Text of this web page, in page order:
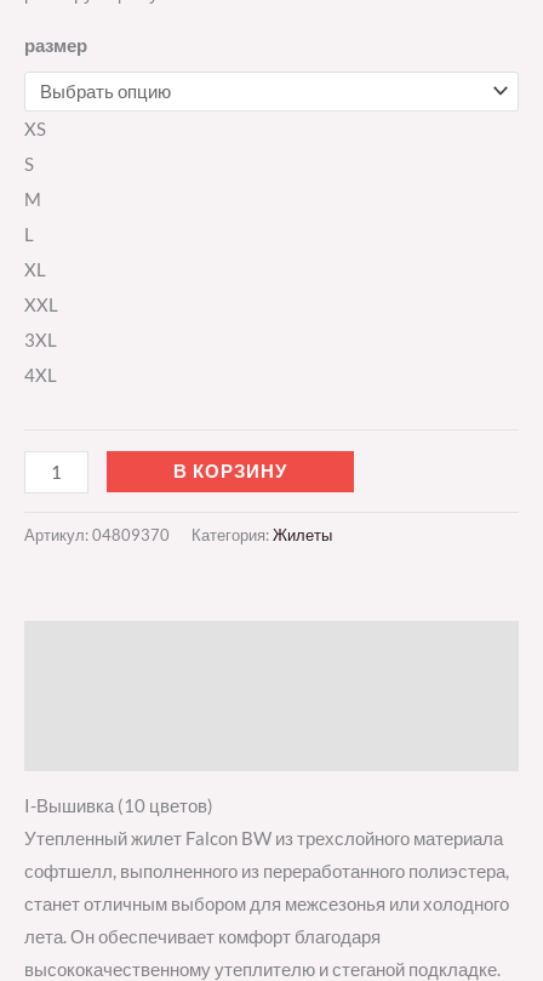
размер
XS
S
M
L
XL
XXL
3XL
4XL
В КОРЗИНУ
Артикул:04809370 Категория:Жилеты
I-Вышивка (10 цветов)
Утепленный жилет Falcon BW из трехслойного материала
софтшелл, выполненного из переработанного полиэстера,
станет отличным выбором для межсезонья или холодного
лета. Он обеспечивает комфорт благодаря
высококачественному утеплителю и стеганой подкладке.